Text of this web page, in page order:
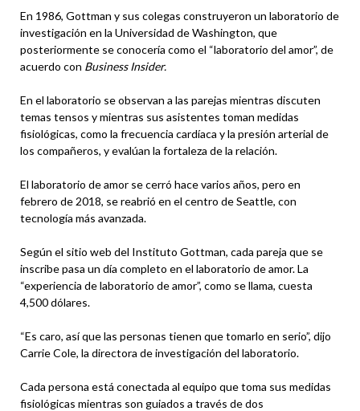
En 1986, Gottman y sus colegas construyeron un laboratorio de
investigación en la Universidad de Washington, que
posteriormente se conocería como el “laboratorio del amor”, de
acuerdo con Business Insider.
En el laboratorio se observan a las parejas mientras discuten
temas tensos y mientras sus asistentes toman medidas
fisiológicas, como la frecuencia cardíaca y la presión arterial de
los compañeros, y evalúan la fortaleza de la relación.
El laboratorio de amor se cerró hace varios años, pero en
febrero de 2018, se reabrió en el centro de Seattle, con
tecnología más avanzada.
Según el sitio web del Instituto Gottman, cada pareja que se
inscribe pasa un día completo en el laboratorio de amor. La
“experiencia de laboratorio de amor”, como se llama, cuesta
4,500 dólares.
“Es caro, así que las personas tienen que tomarlo en serio”, dijo
Carrie Cole, la directora de investigación del laboratorio.
Cada persona está conectada al equipo que toma sus medidas
fisiológicas mientras son guiados a través de dos